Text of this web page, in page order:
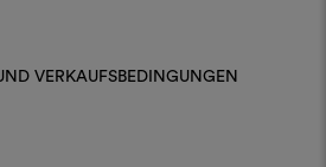
VERKAUFSBEDINGUNGEN